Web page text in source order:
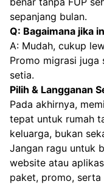
sepanjang bulan.
Q: Bagaimana jika
A: Mudah, cukup
Promo migrasi juga
setia.
Pilih & Langganan
Pada akhirnya,
tepat untuk rumah
keluarga, bukan
Jangan ragu untuk
website atau
paket, promo,